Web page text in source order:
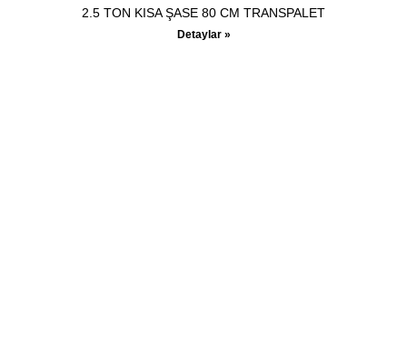
2.5 TON KISA ŞASE 80 CM TRANSPALET
Detaylar »